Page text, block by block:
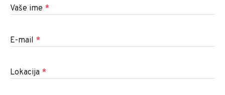
Vaše ime *
E-mail *
Lokacija *